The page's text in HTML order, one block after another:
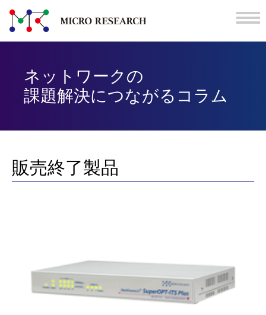
ネットワークの
課題解決につながる コラム
販売終了製品